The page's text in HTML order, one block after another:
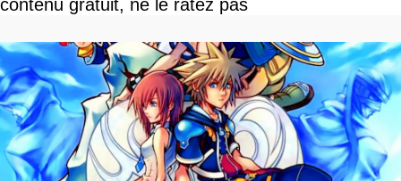
contenu gratuit, ne le ratez pas